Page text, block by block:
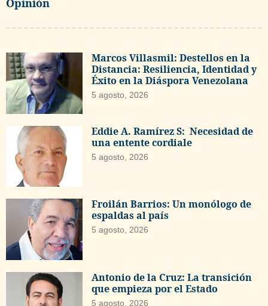
Opinión
Marcos Villasmil: Destellos en la
Distancia: Resiliencia, Identidad y
Éxito en la Diáspora Venezolana
5 agosto, 2026
Eddie A. Ramírez S: Necesidad de
una entente cordiale
5 agosto, 2026
Froilán Barrios: Un monólogo de
espaldas al país
5 agosto, 2026
Antonio de la Cruz: La transición
que empieza por el Estado
5 agosto, 2026